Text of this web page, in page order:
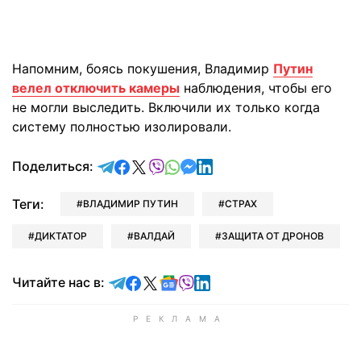
Напомним, боясь покушения, Владимир Путин
велел отключить камеры наблюдения, чтобы его
не могли выследить. Включили их только когда
систему полностью изолировали.
Поделиться: отправить в Telegram
поделиться в Facebook
поделиться в X
отправить в Viber
отправить в Whatsapp
отправить в Messenger
отправить в LinkedIn
Теги: ВЛАДИМИР ПУТИН СТРАХ
ДИКТАТОР ВАЛДАЙ ЗАЩИТА ОТ ДРОНОВ
Читайте нас в: Читайте в Telegram
Читайте в Facebook
Читайте в X
Читайте в Google news
Читайте в Viber
Читайте в LinkedIn